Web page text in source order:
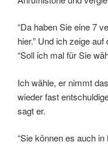
“Da haben Sie eine 7
hier.” Und ich zeige
“Soll ich mal für Sie
Ich wähle, er nimmt
wieder fast
sagt er.
“Sie können es auch